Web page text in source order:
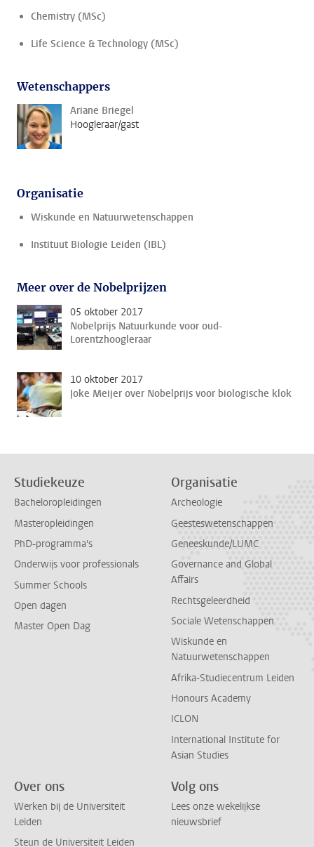
Chemistry (MSc)
Life Science & Technology (MSc)
Wetenschappers
Ariane Briegel
Hoogleraar/gast
Organisatie
Wiskunde en Natuurwetenschappen
Instituut Biologie Leiden (IBL)
Meer over de Nobelprijzen
05 oktober 2017
Nobelprijs Natuurkunde voor oud-
Lorentzhoogleraar
10 oktober 2017
Joke Meijer over Nobelprijs voor biologische klok
Studiekeuze
Bacheloropleidingen
Masteropleidingen
PhD-programma's
Onderwijs voor professionals
Summer Schools
Open dagen
Master Open Dag
Organisatie
Archeologie
Geesteswetenschappen
Geneeskunde/LUMC
Governance and Global
Affairs
Rechtsgeleerdheid
Sociale Wetenschappen
Wiskunde en
Natuurwetenschappen
Afrika-Studiecentrum Leiden
Honours Academy
ICLON
International Institute for
Asian Studies
Over ons
Werken bij de Universiteit
Leiden
Steun de Universiteit Leiden
Volg ons
Lees onze wekelijkse
nieuwsbrief